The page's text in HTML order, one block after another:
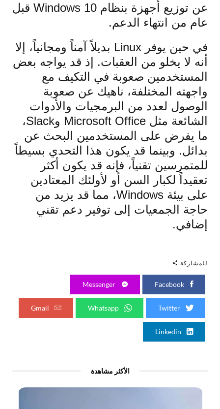
عن توزيع أجهزة بنظام Windows 10 قبل
عام من انتهاء الدعم.
في حين يوفر Linux بديلاً آمناً ومجانياً، إلا
أنه لا يخلو من العقبات. إذ قد يواجه بعض
المستخدمين صعوبة في التكيف مع
واجهته المختلفة، ناهيك عن صعوبة
الوصول لعدد من البرمجيات والأدوات
الشائعة مثل Microsoft Office وSlack،
ما يفرض على المستخدمين البحث عن
بدائل. وبينما قد يكون هذا التحدي بسيطاً
للمتمرسين تقنياً، فإنه قد يكون أكثر
تعقيداً لكبار السن أو لأولئك المعتادين
على بيئة Windows، مما قد يزيد من
حاجة الجمعيات إلى توفير دعم تقني
إضافي.
للمشاركة
الأكثر مشاهدة